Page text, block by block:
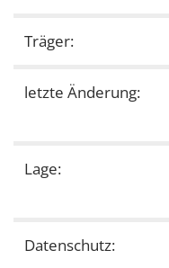
Träger:
letzte Änderung:
Lage:
Datenschutz: